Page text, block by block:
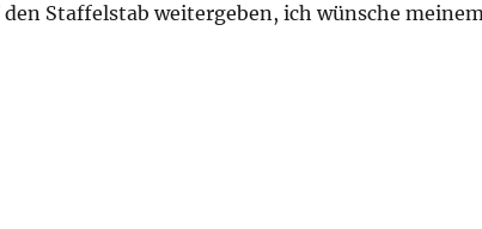
Staffelstab weitergeben, ich wünsche